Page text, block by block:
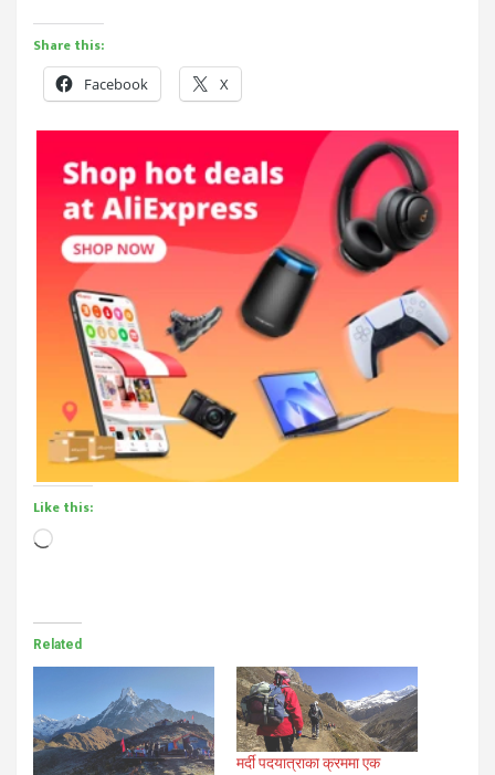
Share this:
Facebook X
Like this:
Loading…
Related
मर्दी पदयात्राका क्रममा एक